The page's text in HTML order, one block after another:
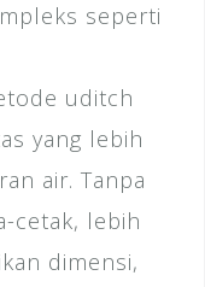
seperti
uditch
yang lebih
air. Tanpa
cetak, lebih
dimensi,